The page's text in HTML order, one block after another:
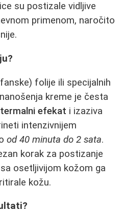
su postizale vidljive
primenom, naročito
folije ili specijalnih
kreme je česta
efekat i izaziva
intenzivnijem
od 40 minuta do 2 sata.
korak za postizanje
osetljivijom kožom ga
kožu.